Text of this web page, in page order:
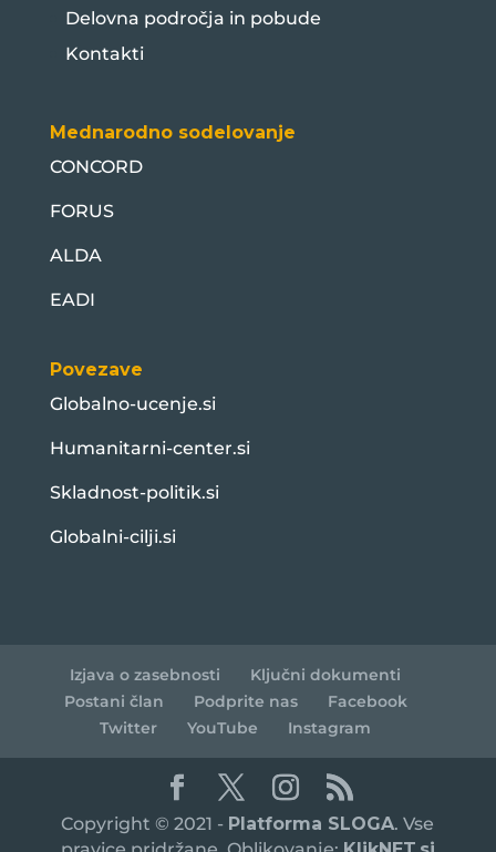
Delovna področja in pobude
Kontakti
Mednarodno sodelovanje
CONCORD
FORUS
ALDA
EADI
Povezave
Globalno-ucenje.si
Humanitarni-center.si
Skladnost-politik.si
Globalni-cilji.si
Izjava o zasebnosti
Ključni dokumenti
Postani član
Podprite nas
Facebook
Twitter
YouTube Instagram
Copyright © 2021 - Platforma SLOGA. Vse